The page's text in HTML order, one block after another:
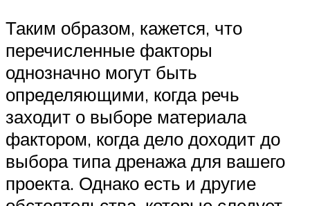
Таким образом, кажется, что
перечисленные факторы
однозначно могут быть
определяющими, когда речь
заходит о выборе материала
фактором, когда дело доходит до
выбора типа дренажа для вашего
проекта. Однако есть и другие